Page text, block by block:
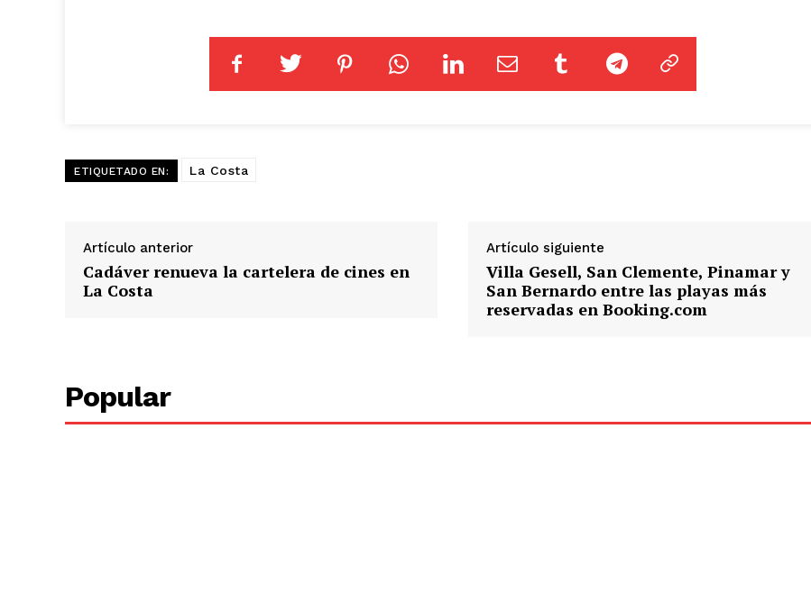
ETIQUETADO EN: La Costa
Artículo anterior
Cadáver renueva la cartelera de cines en
La Costa
Artículo siguiente
Villa Gesell, San Clemente, Pinamar y
San Bernardo entre las playas más
reservadas en Booking.com
Popular